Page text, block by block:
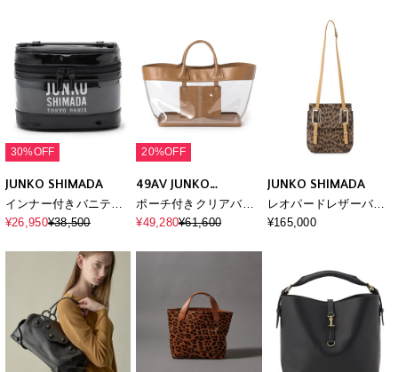
30%OFF
JUNKO SHIMADA
インナー付きバニティ
ポーチ
¥26,950¥38,500
20%OFF
49AV JUNKO
SHIMADA
ポーチ付きクリアバッ
グ
¥49,280¥61,600
JUNKO SHIMADA
レオパードレザーバッ
グ
¥165,000